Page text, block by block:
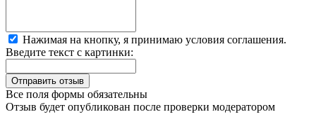
Нажимая на кнопку, я принимаю условия соглашения.
Введите текст с картинки:
Все поля формы обязательны
Отзыв будет опубликован после проверки модератором